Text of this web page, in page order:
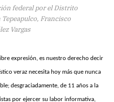
federal por el Distrito
Tepeapulco, Francisco
Vargas
expresión, es nuestro derecho decir
veraz necesita hoy más que nunca
desgraciadamente, de 11 años a la
por ejercer su labor informativa,